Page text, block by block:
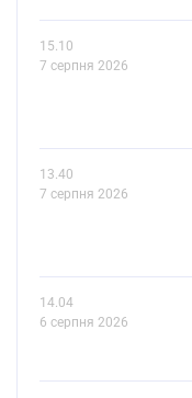
15.10
7 серпня 2026
13.40
7 серпня 2026
14.04
6 серпня 2026